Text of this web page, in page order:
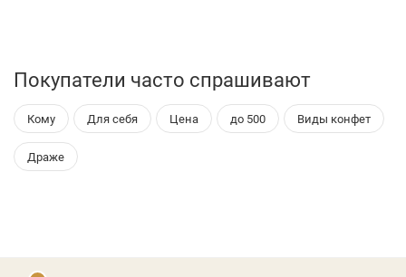
Покупатели часто спрашивают
Кому Для себя Цена до 500 Виды конфет
Драже